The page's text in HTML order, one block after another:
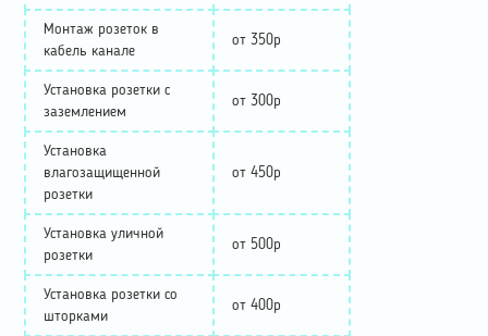
Монтаж розеток в
кабель канале
от 350р
Установка розетки с
заземлением
от 300р
Установка
влагозащищенной
розетки
от 450р
Установка уличной
розетки
от 500р
Установка розетки со
шторками
от 400р